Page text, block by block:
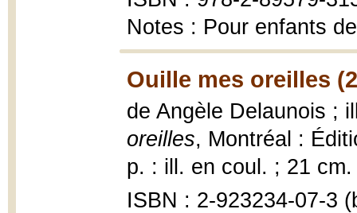
Notes : Pour enfants
Ouille mes oreilles
de Angèle Delaunois ;
oreilles, Montréal :
p. : ill. en coul. ; 21 cm.
ISBN : 2-923234-07-3